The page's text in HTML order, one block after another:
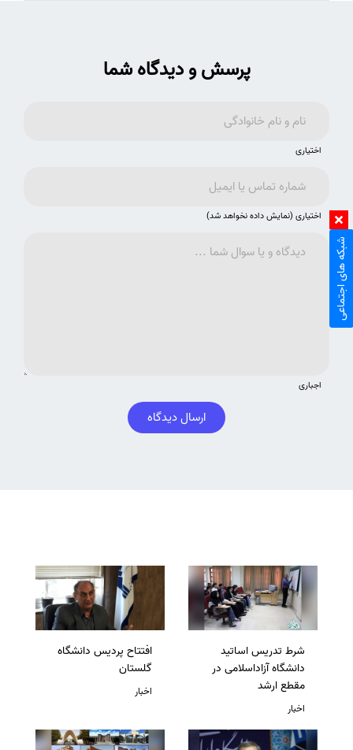
پرسش و دیدگاه شما
اختیاری
اختیاری (نمایش داده نخواهد شد)
اجباری
ارسال دیدگاه
شرط تدریس اساتید
دانشگاه آزاداسلامی در
مقطع ارشد
اخبار
افتتاح پردیس دانشگاه
گلستان
اخبار
شبکه های اجتماعی